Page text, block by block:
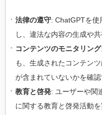
法律の遵守: ChatGPTを使
し、違法な内容の生成や
コンテンツのモニタリング
も、生成されたコンテン
が含まれていないかを確認
教育と啓発: ユーザーや関
に関する教育と啓発活動